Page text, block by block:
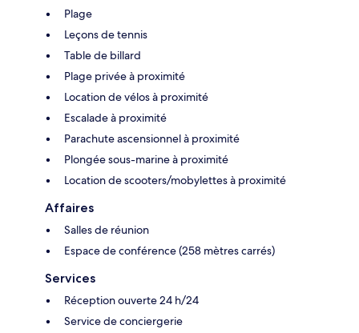
Plage
Leçons de tennis
Table de billard
Plage privée à proximité
Location de vélos à proximité
Escalade à proximité
Parachute ascensionnel à proximité
Plongée sous-marine à proximité
Location de scooters/mobylettes à proximité
Affaires
Salles de réunion
Espace de conférence (258 mètres carrés)
Services
Réception ouverte 24 h/24
Service de conciergerie